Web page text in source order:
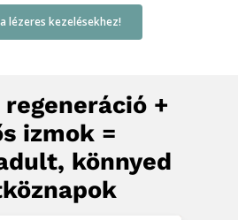
lézeres kezelésekhez!
+
izmok =
könnyed